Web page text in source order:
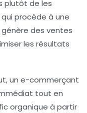
plutôt de les
qui procède à une
des ventes
les résultats
un e-commerçant
tout en
organique à partir